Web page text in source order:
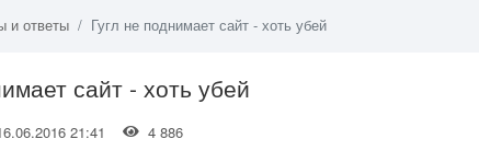
и ответы Гугл не поднимает сайт - хоть убей
сайт - хоть убей
21:41 4 886